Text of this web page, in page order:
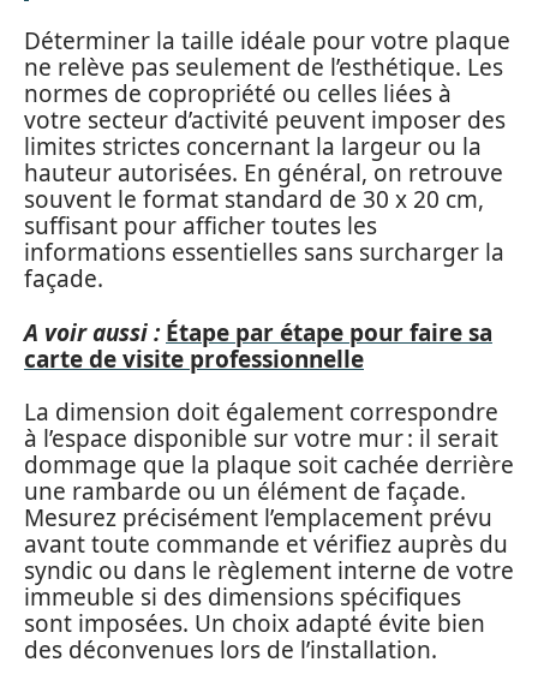
Déterminer la taille idéale pour votre plaque
ne relève pas seulement de l’esthétique. Les
normes de copropriété ou celles liées à
votre secteur d’activité peuvent imposer des
limites strictes concernant la largeur ou la
hauteur autorisées. En général, on retrouve
souvent le format standard de 30 x 20 cm,
suffisant pour afficher toutes les
informations essentielles sans surcharger la
façade.
A voir aussi : Étape par étape pour faire sa
carte de visite professionnelle
La dimension doit également correspondre
à l’espace disponible sur votre mur : il serait
dommage que la plaque soit cachée derrière
une rambarde ou un élément de façade.
Mesurez précisément l’emplacement prévu
avant toute commande et vérifiez auprès du
syndic ou dans le règlement interne de votre
immeuble si des dimensions spécifiques
sont imposées. Un choix adapté évite bien
des déconvenues lors de l’installation.